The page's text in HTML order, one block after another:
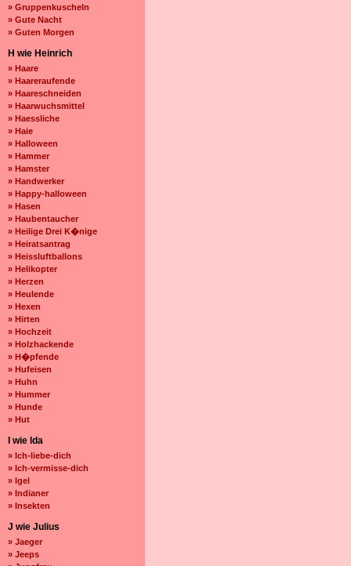
» Gruppenkuscheln
» Gute Nacht
» Guten Morgen
H wie Heinrich
» Haare
» Haareraufende
» Haareschneiden
» Haarwuchsmittel
» Haessliche
» Haie
» Halloween
» Hammer
» Hamster
» Handwerker
» Happy-halloween
» Hasen
» Haubentaucher
» Heilige Drei K�nige
» Heiratsantrag
» Heissluftballons
» Helikopter
» Herzen
» Heulende
» Hexen
» Hirten
» Hochzeit
» Holzhackende
» H�pfende
» Hufeisen
» Huhn
» Hummer
» Hunde
» Hut
I wie Ida
» Ich-liebe-dich
» Ich-vermisse-dich
» Igel
» Indianer
» Insekten
J wie Julius
» Jaeger
» Jeeps